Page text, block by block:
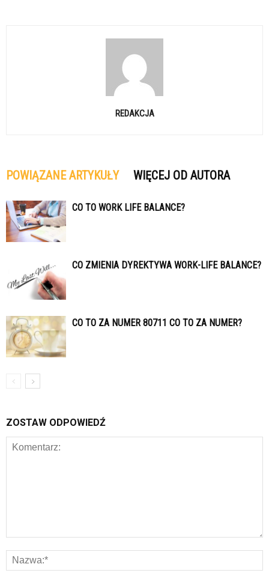
REDAKCJA
POWIĄZANE ARTYKUŁY WIĘCEJ OD AUTORA
CO TO WORK LIFE BALANCE?
CO ZMIENIA DYREKTYWA WORK-LIFE BALANCE?
CO TO ZA NUMER 80711 CO TO ZA NUMER?
ZOSTAW ODPOWIEDŹ